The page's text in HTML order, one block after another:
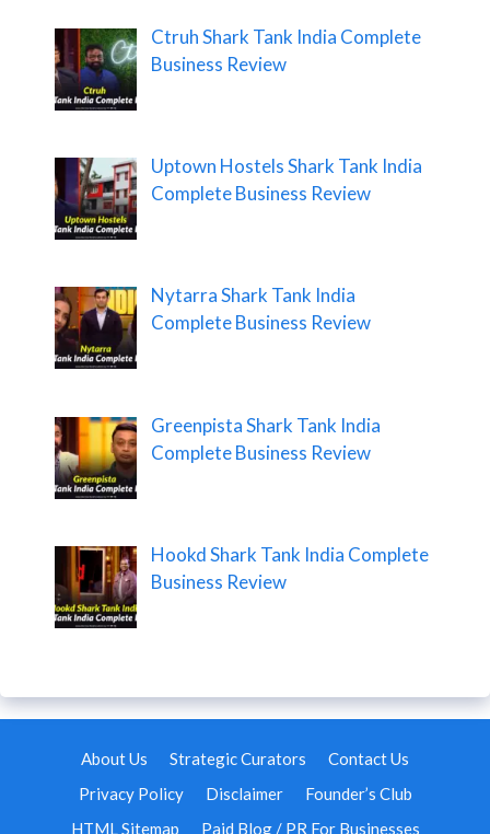
Ctruh Shark Tank India Complete
Business Review
Uptown Hostels Shark Tank India
Complete Business Review
Nytarra Shark Tank India
Complete Business Review
Greenpista Shark Tank India
Complete Business Review
Hookd Shark Tank India Complete
Business Review
About Us Strategic Curators
Contact Us
Privacy Policy
Disclaimer
Founder’s Club
HTML Sitemap
Paid Blog / PR For Businesses